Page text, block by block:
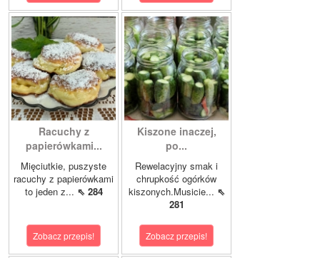
Racuchy z
papierówkami...
Mięciutkie, puszyste
racuchy z papierówkami
to jeden z... ⇖ 284
Zobacz przepis!
Kiszone inaczej,
po...
Rewelacyjny smak i
chrupkość ogórków
kiszonych.Musicie... ⇖
281
Zobacz przepis!